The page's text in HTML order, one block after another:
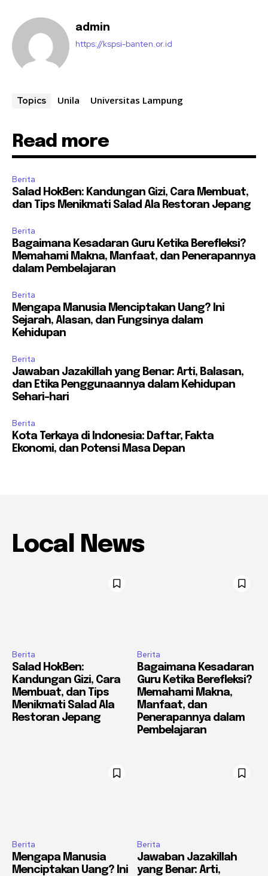
admin
https://kspsi-banten.or.id
Topics Unila Universitas Lampung
Read more
Berita
Salad HokBen: Kandungan Gizi, Cara Membuat,
dan Tips Menikmati Salad Ala Restoran Jepang
Berita
Bagaimana Kesadaran Guru Ketika Berefleksi?
Memahami Makna, Manfaat, dan Penerapannya
dalam Pembelajaran
Berita
Mengapa Manusia Menciptakan Uang? Ini
Sejarah, Alasan, dan Fungsinya dalam
Kehidupan
Berita
Jawaban Jazakillah yang Benar: Arti, Balasan,
dan Etika Penggunaannya dalam Kehidupan
Sehari-hari
Berita
Kota Terkaya di Indonesia: Daftar, Fakta
Ekonomi, dan Potensi Masa Depan
Local News
Berita
Salad HokBen:
Kandungan Gizi, Cara
Membuat, dan Tips
Menikmati Salad Ala
Restoran Jepang
Berita
Bagaimana Kesadaran
Guru Ketika Berefleksi?
Memahami Makna,
Manfaat, dan
Penerapannya dalam
Pembelajaran
Berita
Mengapa Manusia
Menciptakan Uang? Ini
Berita
Jawaban Jazakillah
yang Benar: Arti,